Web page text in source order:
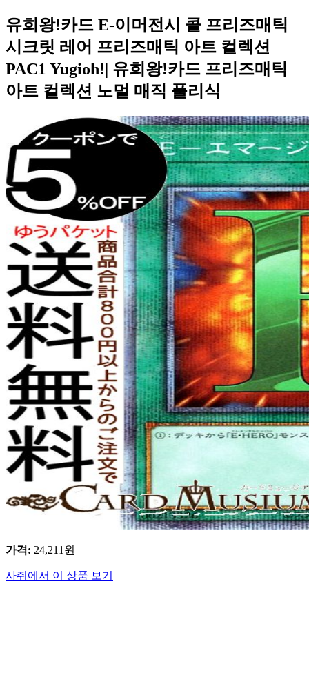
유희왕!카드 E-이머전시 콜 프리즈매틱
시크릿 레어 프리즈매틱 아트 컬렉션
PAC1 Yugioh!| 유희왕!카드 프리즈매틱
아트 컬렉션 노멀 매직 풀리식
가격: 24,211 원
사줘에서 이 상품 보기